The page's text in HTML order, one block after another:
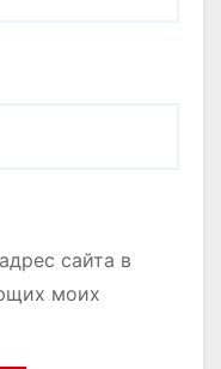
сайта в
моих